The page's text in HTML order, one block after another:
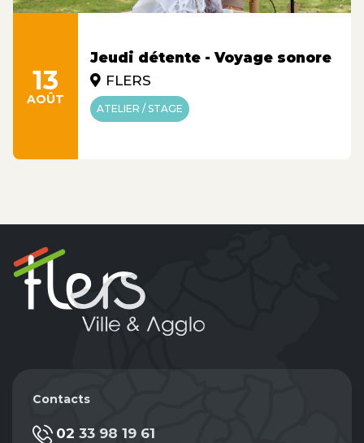
13
AOÛT
Jeudi détente - Voyage sonore
FLERS
ATELIER / STAGE
Contacts
02 33 98 19 61